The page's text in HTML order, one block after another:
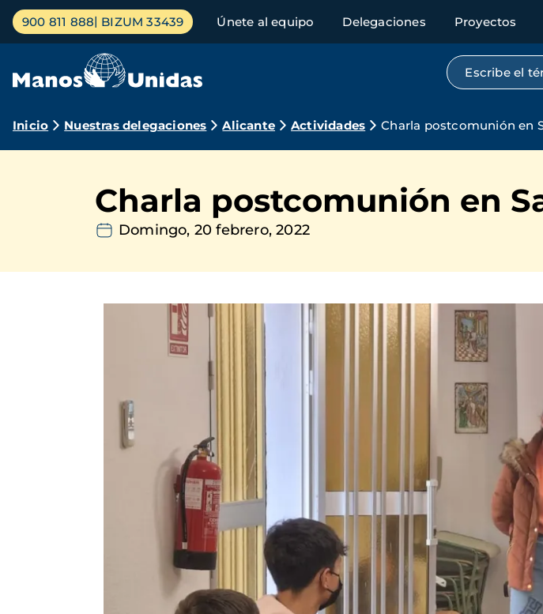
Pasar
contenido
Menú
principal
900 811 888 BIZUM 33439 Únete al equipo Delegaciones Proyectos
Búsqueda
Ruta
navegación
Inicio Nuestras delegaciones Alicante Actividades Charla postcomunión en
Charla postcomunión en
Domingo, 20 febrero, 2022